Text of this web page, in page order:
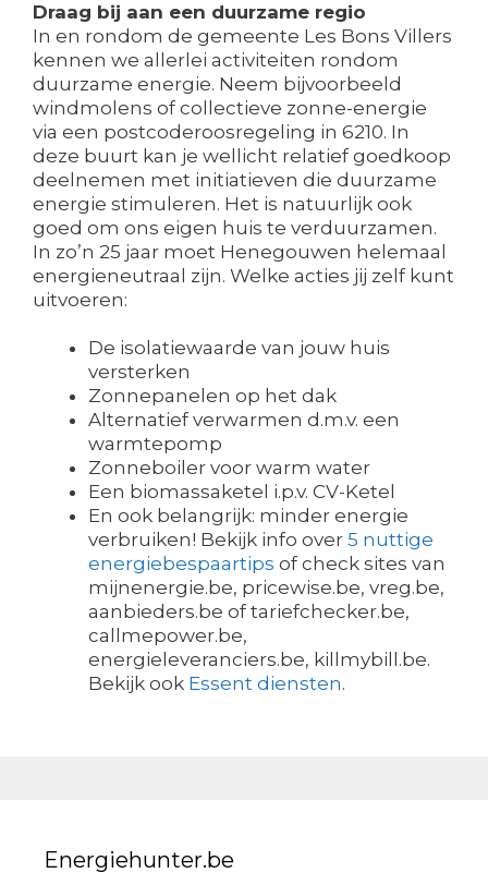
Draag bij aan een duurzame regio
In en rondom de gemeente Les Bons Villers
kennen we allerlei activiteiten rondom
duurzame energie. Neem bijvoorbeeld
windmolens of collectieve zonne-energie
via een postcoderoosregeling in 6210. In
deze buurt kan je wellicht relatief goedkoop
deelnemen met initiatieven die duurzame
energie stimuleren. Het is natuurlijk ook
goed om ons eigen huis te verduurzamen.
In zo’n 25 jaar moet Henegouwen helemaal
energieneutraal zijn. Welke acties jij zelf kunt
uitvoeren:
De isolatiewaarde van jouw huis
versterken
Zonnepanelen op het dak
Alternatief verwarmen d.m.v. een
warmtepomp
Zonneboiler voor warm water
Een biomassaketel i.p.v. CV-Ketel
En ook belangrijk: minder energie
verbruiken! Bekijk info over 5 nuttige
energiebespaartips of check sites van
mijnenergie.be, pricewise.be, vreg.be,
aanbieders.be of tariefchecker.be,
callmepower.be,
energieleveranciers.be, killmybill.be.
Bekijk ook Essent diensten.
Energiehunter.be